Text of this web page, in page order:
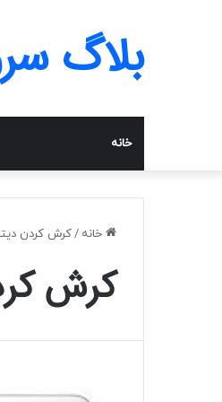
بلاگ
خانه
خانه /کرش کردن
کرش